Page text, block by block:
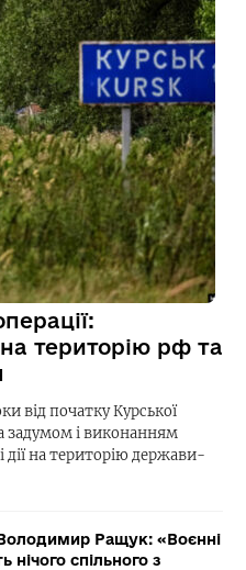
територію рф та
від початку Курської
задумом і виконанням
дії на територію держави-
Ращук: «Воєнні
спільного з